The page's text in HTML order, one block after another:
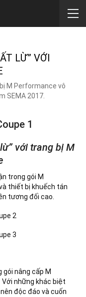
LỪ” VỚI
M Performance vô
SEMA 2017.
với trang bị M
trong gói M
thiết bị khuếch tán
tương đối cao.
gói nâng cấp M
những khác biệt
độc đáo và cuốn